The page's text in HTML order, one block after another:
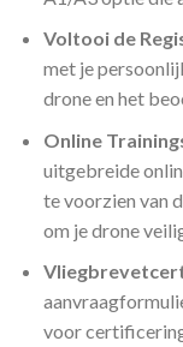
Voltooi de
met je
drone en het
Online
uitgebreide
te voorzien van
om je drone
voor